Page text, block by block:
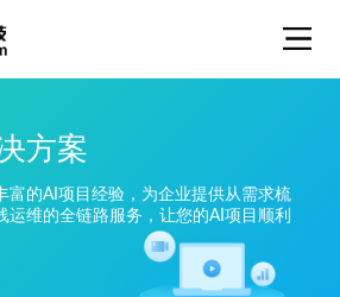
方案
富的AI项目经验，为企业提供从需求梳
运维的全链路服务，让您的AI项目顺利